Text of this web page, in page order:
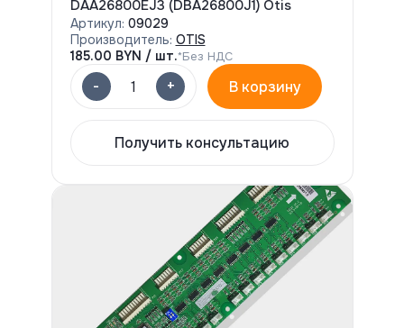
DAA26800EJ3 (DBA26800J1) Otis
Артикул: 09029
Производитель: OTIS
185.00 BYN / шт.*Без НДС
- 1 + В корзину
Получить консультацию